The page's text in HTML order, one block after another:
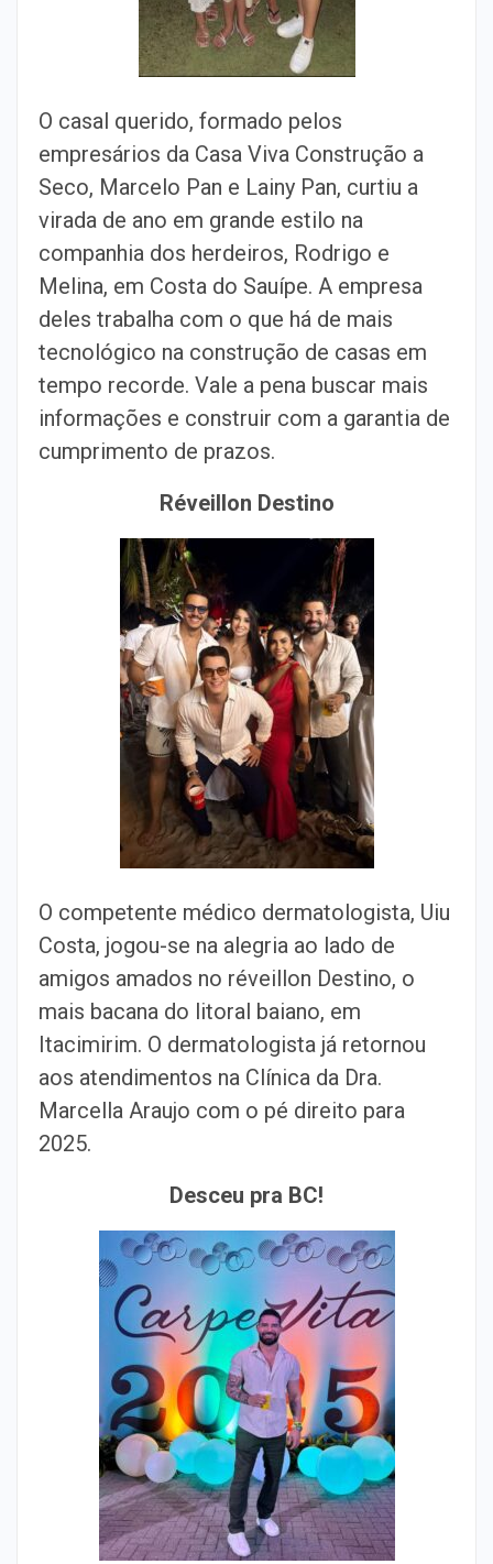
O casal querido, formado pelos
empresários da Casa Viva Construção a
Seco, Marcelo Pan e Lainy Pan, curtiu a
virada de ano em grande estilo na
companhia dos herdeiros, Rodrigo e
Melina, em Costa do Sauípe. A empresa
deles trabalha com o que há de mais
tecnológico na construção de casas em
tempo recorde. Vale a pena buscar mais
informações e construir com a garantia de
cumprimento de prazos.
Réveillon Destino
O competente médico dermatologista, Uiu
Costa, jogou-se na alegria ao lado de
amigos amados no réveillon Destino, o
mais bacana do litoral baiano, em
Itacimirim. O dermatologista já retornou
aos atendimentos na Clínica da Dra.
Marcella Araujo com o pé direito para
2025.
Desceu pra BC!